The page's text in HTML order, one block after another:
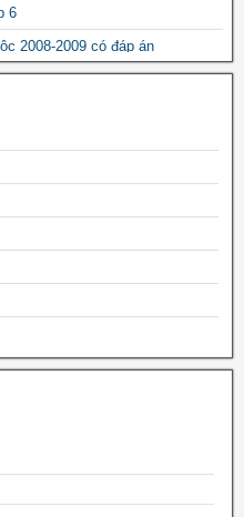
6
2008-2009 có đáp án
word
lớp 12 file word